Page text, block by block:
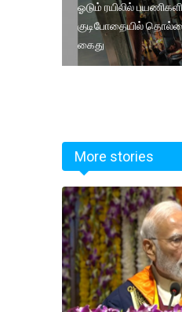
ஓடும் ரயிலில்
குடிபோதையில்
கைது
More stories